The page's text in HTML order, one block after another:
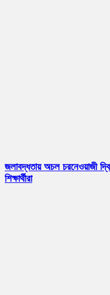
জলাবদ্ধতায় অচল চরনেওয়াজী
শিক্ষার্থীরা